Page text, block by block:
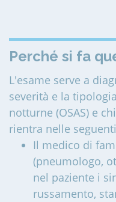
Perché si fa
L'esame serve a
severità e la
notturne (OSAS) e
rientra nelle
Il medico di
(pneumologo,
nel paziente i
russamento,